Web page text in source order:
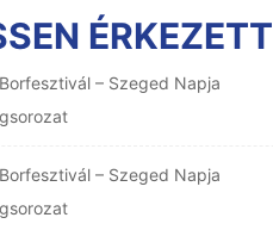
ÉRKEZETT
– Szeged Napja
– Szeged Napja